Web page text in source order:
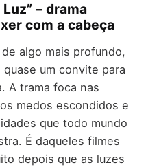
– drama
com a cabeça
algo mais profundo,
quase um convite para
A trama foca nas
medos escondidos e
que todo mundo
É daqueles filmes
depois que as luzes